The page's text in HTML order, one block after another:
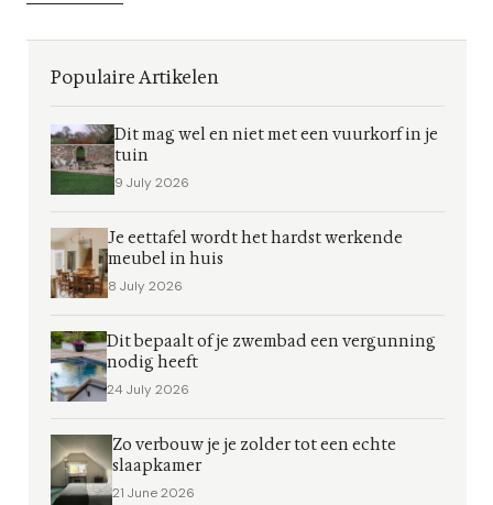
Populaire Artikelen
Dit mag wel en niet met een vuurkorf in je
tuin
9 July 2026
Je eettafel wordt het hardst werkende
meubel in huis
8 July 2026
Dit bepaalt of je zwembad een vergunning
nodig heeft
24 July 2026
Zo verbouw je je zolder tot een echte
slaapkamer
21 June 2026